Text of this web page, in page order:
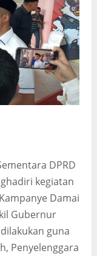
DPRD
kegiatan
Damai
Gubernur
guna
Penyelenggara